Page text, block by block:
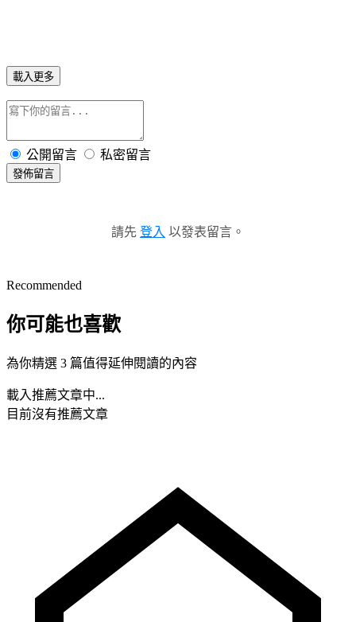
載入更多
公開留言 私密留言
發佈留言
請先 登入 以發表留言。
Recommended
你可能也喜歡
為你精選 3 篇值得延伸閱讀的內容
載入推薦文章中...
目前沒有推薦文章